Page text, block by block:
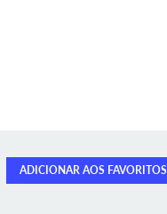
ADICIONAR AOS FAVORITOS